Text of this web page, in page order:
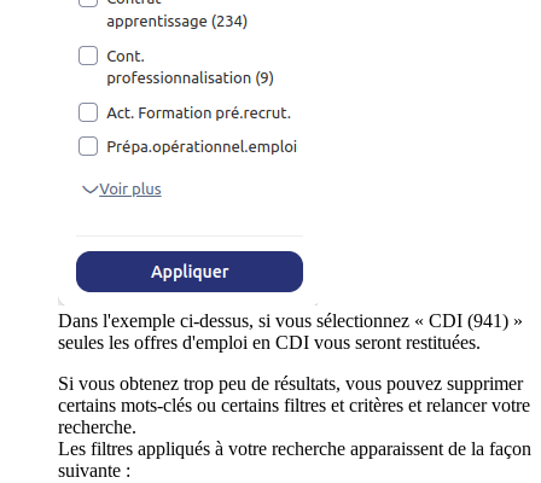
Dans l'exemple ci-dessus, si vous sélectionnez « CDI (941) »
seules les offres d'emploi en CDI vous seront restituées.
Si vous obtenez trop peu de résultats, vous pouvez supprimer
certains mots-clés ou certains filtres et critères et relancer votre
recherche.
Les filtres appliqués à votre recherche apparaissent de la façon
suivante :